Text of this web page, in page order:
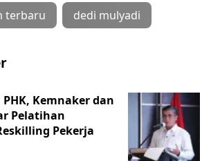
terbaru dedi mulyadi
Kemnaker dan
Pelatihan
Pekerja